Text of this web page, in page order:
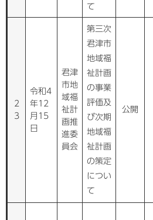
て
2
3
令和4
年12
月15
日
君津
市地
域福
祉計
画推
進委
員会
第三次
君津市
地域福
祉計画
の事業
評価及
び次期
地域福
祉計画
の策定
につい
て
公開